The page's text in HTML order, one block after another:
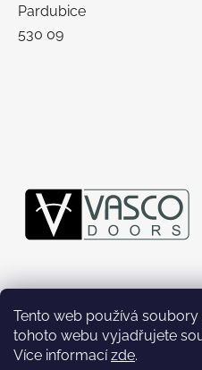
Tento web používá
tohoto webu vyjadřujete
Více informacízde.
Pardubice
530 09